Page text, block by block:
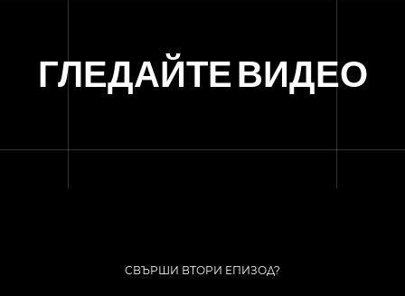
ГЛЕДАЙТЕ ВИДЕО
СВЪРШИ ВТОРИ ЕПИЗОД?